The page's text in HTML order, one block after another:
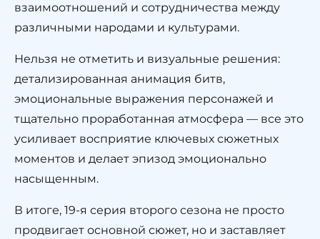
взаимоотношений и сотрудничества между
различными народами и культурами.
Нельзя не отметить и визуальные решения:
детализированная анимация битв,
эмоциональные выражения персонажей и
тщательно проработанная атмосфера — все это
усиливает восприятие ключевых сюжетных
моментов и делает эпизод эмоционально
насыщенным.
В итоге, 19-я серия второго сезона не просто
продвигает основной сюжет, но и заставляет